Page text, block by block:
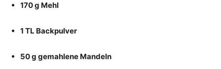
170 g Mehl
1 TL Backpulver
50 g gemahlene Mandeln